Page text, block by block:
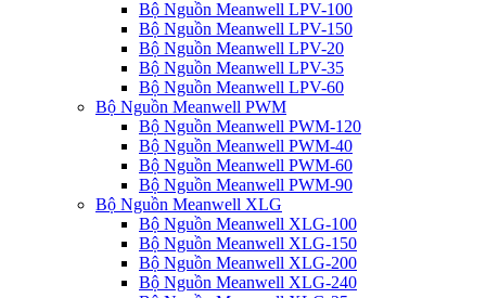
Bộ Nguồn Meanwell LPV-100
Bộ Nguồn Meanwell LPV-150
Bộ Nguồn Meanwell LPV-20
Bộ Nguồn Meanwell LPV-35
Bộ Nguồn Meanwell LPV-60
Bộ Nguồn Meanwell PWM
Bộ Nguồn Meanwell PWM-120
Bộ Nguồn Meanwell PWM-40
Bộ Nguồn Meanwell PWM-60
Bộ Nguồn Meanwell PWM-90
Bộ Nguồn Meanwell XLG
Bộ Nguồn Meanwell XLG-100
Bộ Nguồn Meanwell XLG-150
Bộ Nguồn Meanwell XLG-200
Bộ Nguồn Meanwell XLG-240